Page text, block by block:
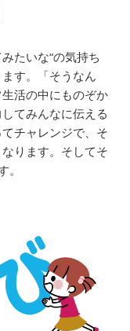
たいな“の気持ち
す。「そうなん
活の中にものぞか
てみんなに伝える
チャレンジで、そ
ります。そしてそ